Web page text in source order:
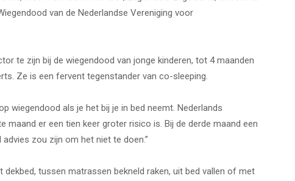
van de Nederlandse Vereniging voor
te zijn bij de wiegendood van jonge kinderen, tot 4 maanden
Ze is een fervent tegenstander van co-sleeping.
wiegendood als je het bij je in bed neemt. Nederlands
maand er een tien keer groter risico is. Bij de derde maand een
zou zijn om het niet te doen.”
dekbed, tussen matrassen bekneld raken, uit bed vallen of met